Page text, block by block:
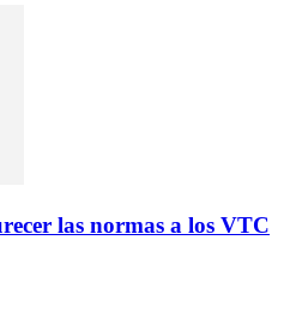
las normas a los VTC